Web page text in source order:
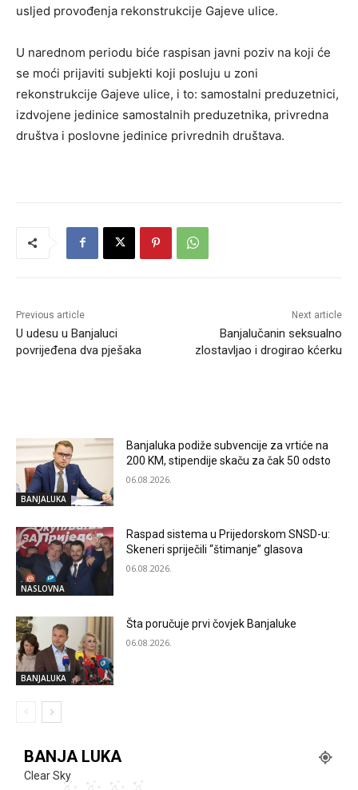
usljed provođenja rekonstrukcije Gajeve ulice.
U narednom periodu biće raspisan javni poziv na koji će
se moći prijaviti subjekti koji posluju u zoni
rekonstrukcije Gajeve ulice, i to: samostalni preduzetnici,
izdvojene jedinice samostalnih preduzetnika, privredna
društva i poslovne jedinice privrednih društava.
Previous article
U udesu u Banjaluci
povrijeđena dva pješaka
Next article
Banjalučanin seksualno
zlostavljao i drogirao kćerku
BANJALUKA
Banjaluka podiže subvencije za vrtiće na
200 KM, stipendije skaču za čak 50 odsto
06.08.2026.
NASLOVNA
Raspad sistema u Prijedorskom SNSD-u:
Skeneri spriječili “štimanje” glasova
06.08.2026.
BANJALUKA
Šta poručuje prvi čovjek Banjaluke
06.08.2026.
BANJA LUKA
Clear Sky